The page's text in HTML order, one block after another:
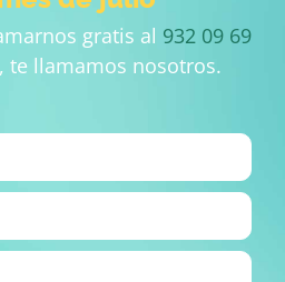
gratis al 932 09 69
te llamamos nosotros.